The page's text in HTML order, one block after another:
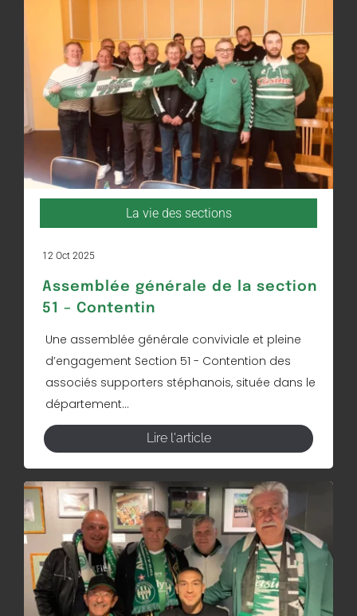
La vie des sections
12 Oct 2025
Assemblée générale de la section
51 – Contentin
Une assemblée générale conviviale et pleine
d’engagement Section 51 - Contention des
associés supporters stéphanois, située dans le
département...
Lire l'article